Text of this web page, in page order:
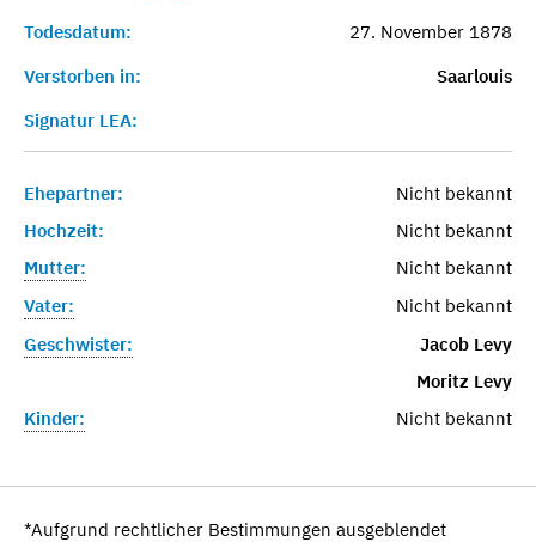
Todesdatum:
27. November 1878
Verstorben in:
Saarlouis
Signatur LEA:
Ehepartner:
Nicht bekannt
Hochzeit:
Nicht bekannt
Mutter:
Nicht bekannt
Vater:
Nicht bekannt
Geschwister:
Jacob Levy
Moritz Levy
Kinder:
Nicht bekannt
*Aufgrund rechtlicher Bestimmungen ausgeblendet